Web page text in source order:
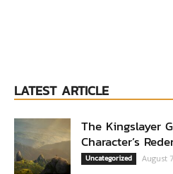
LATEST ARTICLE
The Kingslayer
Character’s
Uncategorized August